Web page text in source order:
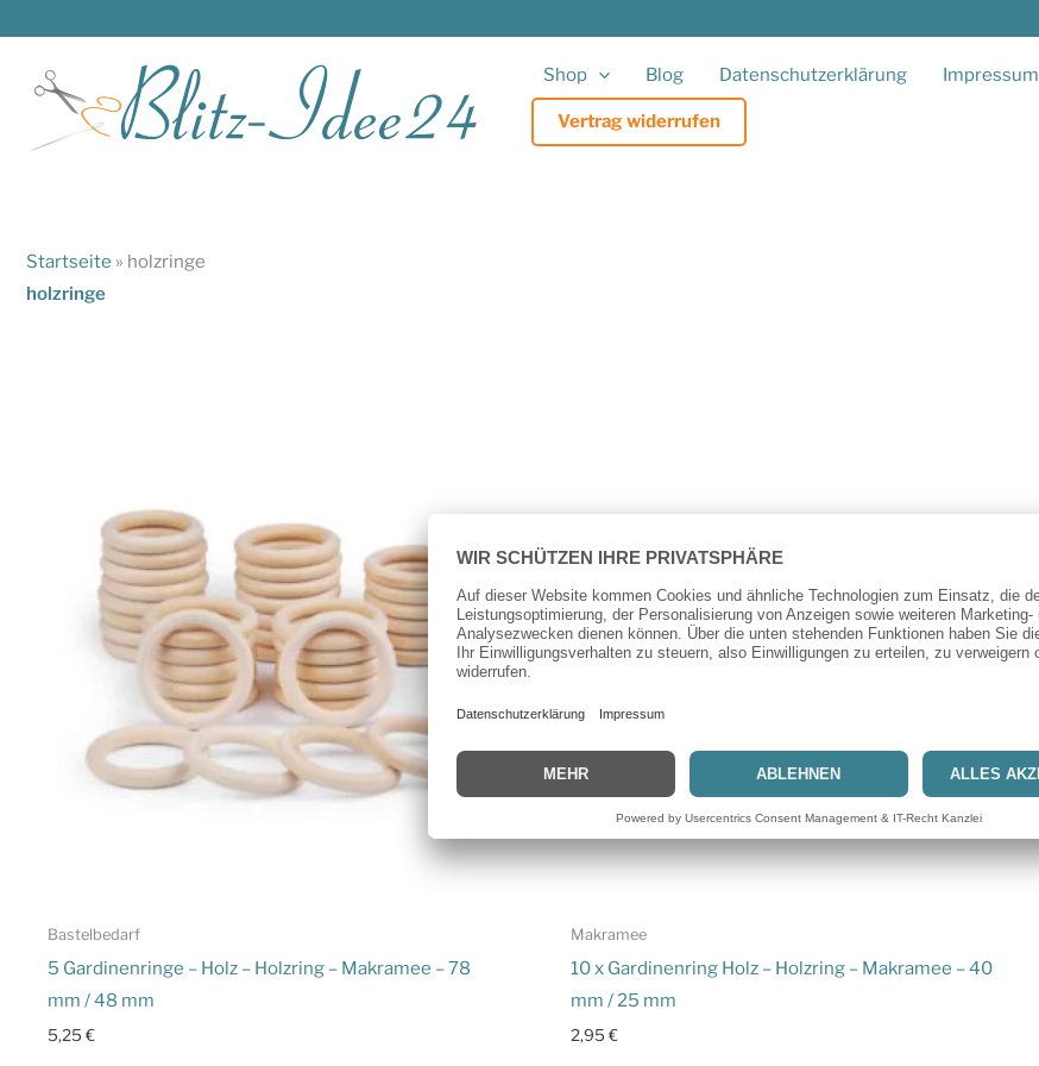
springen
Shop Blog Datenschutzerklärung Impressum
Vertrag widerrufen
Startseite » holzringe
holzringe
Bastelbedarf
5 Gardinenringe – Holz – Holzring – Makramee – 78
mm / 48 mm
5,25 €
Makramee
10 x Gardinenring Holz – Holzring – Makramee – 40
mm / 25 mm
2,95 €